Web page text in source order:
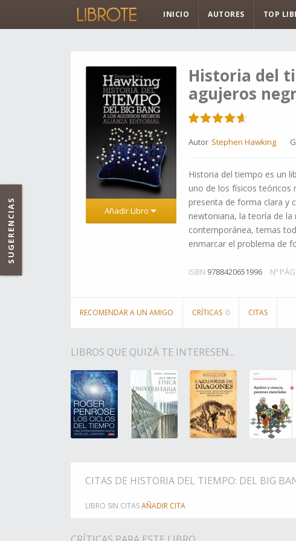
INICIO AUTORES TOP
Añadir Libro
Historia del
agujeros
Autor Stephen Hawking
Historia del tiempo es un
uno de los físicos teóricos
presenta de forma clara y
newtoniana, la teoría de la
contemporánea, temas
enmarcar el problema de
ISBN 9788420651996 Nº
RECOMENDAR A UN AMIGO CRÍTICAS 0 CITAS
LIBROS QUE QUIZÁ TE INTERESEN...
CITAS DE HISTORIA DEL TIEMPO: DEL BIG
LIBRO SIN CITASAÑADIR CITA
SUGERENCIAS